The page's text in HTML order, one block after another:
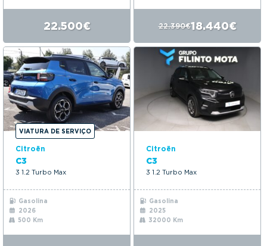
22.500€ 22.390€18.440€
VIATURA DE SERVIÇO
Citroën
C3
3 1.2 Turbo Max
Gasolina
2026
500 Km
Citroën
C3
3 1.2 Turbo Max
Gasolina
2025
32000 Km